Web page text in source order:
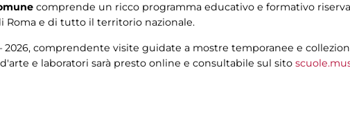
comprende un ricco programma educativo e formativo
Roma e di tutto il territorio nazionale.
2026, comprendente visite guidate a mostre temporanee e
e laboratori sarà presto online e consultabile sul sito